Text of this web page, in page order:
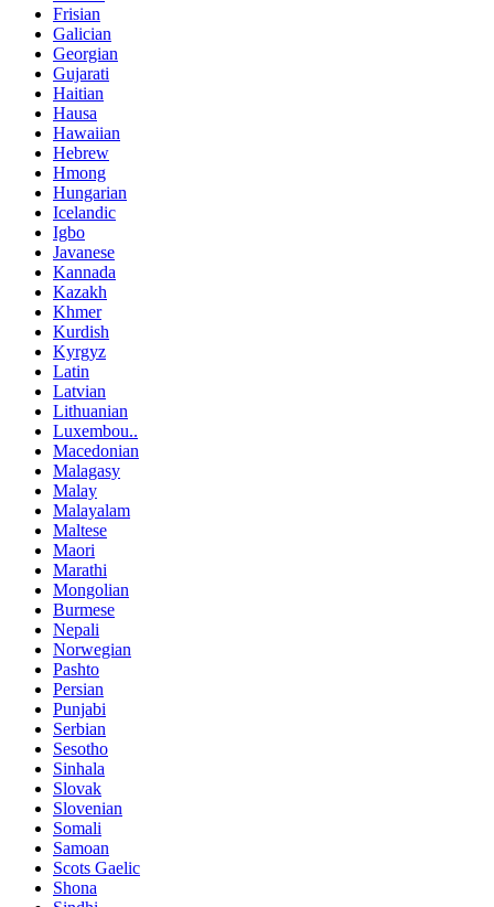
Frisian
Galician
Georgian
Gujarati
Haitian
Hausa
Hawaiian
Hebrew
Hmong
Hungarian
Icelandic
Igbo
Javanese
Kannada
Kazakh
Khmer
Kurdish
Kyrgyz
Latin
Latvian
Lithuanian
Luxembou..
Macedonian
Malagasy
Malay
Malayalam
Maltese
Maori
Marathi
Mongolian
Burmese
Nepali
Norwegian
Pashto
Persian
Punjabi
Serbian
Sesotho
Sinhala
Slovak
Slovenian
Somali
Samoan
Scots Gaelic
Shona